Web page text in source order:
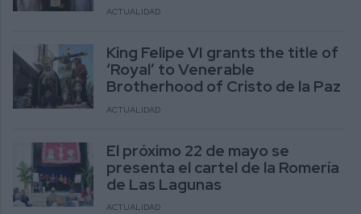
ACTUALIDAD
King Felipe VI grants the title of
‘Royal’ to Venerable
Brotherhood of Cristo de la Paz
ACTUALIDAD
El próximo 22 de mayo se
presenta el cartel de la Romería
de Las Lagunas
ACTUALIDAD